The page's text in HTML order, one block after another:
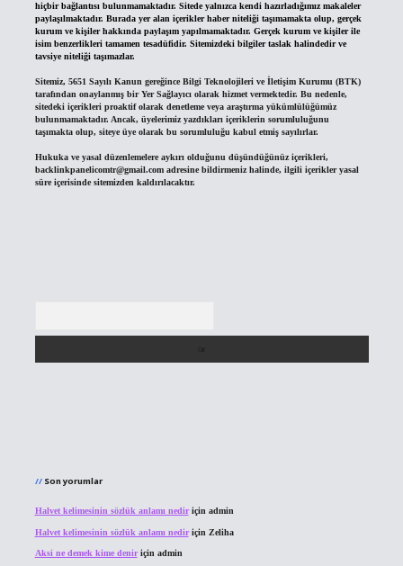
hiçbir bağlantısı bulunmamaktadır. Sitede yalnızca kendi hazırladığımız makaleler
paylaşılmaktadır. Burada yer alan içerikler haber niteliği taşımamakta olup, gerçek
kurum ve kişiler hakkında paylaşım yapılmamaktadır. Gerçek kurum ve kişiler ile
isim benzerlikleri tamamen tesadüfidir. Sitemizdeki bilgiler taslak halindedir ve
tavsiye niteliği taşımazlar.
Sitemiz, 5651 Sayılı Kanun gereğince Bilgi Teknolojileri ve İletişim Kurumu (BTK)
tarafından onaylanmış bir Yer Sağlayıcı olarak hizmet vermektedir. Bu nedenle,
sitedeki içerikleri proaktif olarak denetleme veya araştırma yükümlülüğümüz
bulunmamaktadır. Ancak, üyelerimiz yazdıkları içeriklerin sorumluluğunu
taşımakta olup, siteye üye olarak bu sorumluluğu kabul etmiş sayılırlar.
Hukuka ve yasal düzenlemelere aykırı olduğunu düşündüğünüz içerikleri,
backlinkpanelicomtr@gmail.comadresine bildirmeniz halinde, ilgili içerikler yasal
süre içerisinde sitemizden kaldırılacaktır.
Son yorumlar
Halvet kelimesinin sözlük anlamı nediriçin admin
Halvet kelimesinin sözlük anlamı nediriçin Zeliha
Aksi ne demek kime deniriçin admin